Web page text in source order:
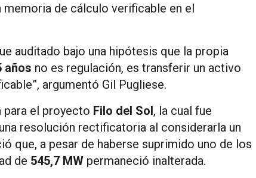
de cálculo verificable en el
auditado bajo una hipótesis que la propia
años no es regulación, es transferir un activo
argumentó Gil Pugliese.
para el proyecto Filo del Sol, la cual fue
resolución rectificatoria al considerarla un
que, a pesar de haberse suprimido uno de los
de 545,7 MW permaneció inalterada.